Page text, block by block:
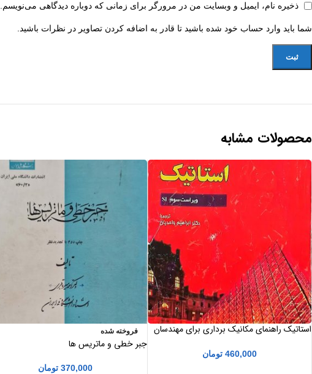
ذخیره نام، ایمیل و وبسایت من در مرورگر برای زمانی که دوباره دیدگاهی می‌نویسم.
شما باید وارد حساب خود شده باشید تا قادر به اضافه کردن تصاویر در نظرات باشید.
محصولات مشابه
استاتیک راهنمای مکانیک برداری برای مهندسان
460,000 تومان
فروخته شده
جبر خطی و ماتریس ها
370,000 تومان